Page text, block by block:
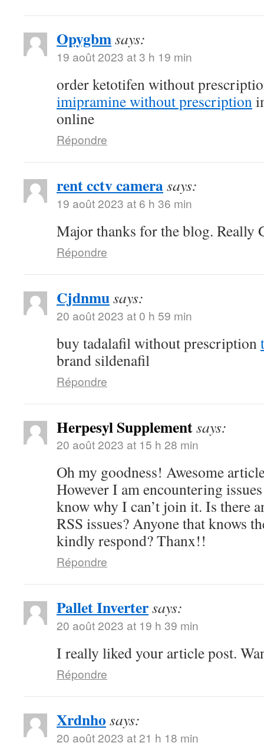
Opygbmsays:
19 août 2023 at 3 h 19 min
order ketotifen without
imipramine without prescription
online
Répondre
rent cctv camerasays:
19 août 2023 at 6 h 36 min
Major thanks for the blog. Really
Répondre
Cjdnmusays:
20 août 2023 at 0 h 59 min
buy tadalafil without prescription
brand sildenafil
Répondre
Herpesyl Supplementsays:
20 août 2023 at 15 h 28 min
Oh my goodness! Awesome
However I am encountering
know why I can’t join it. Is there
RSS issues? Anyone that knows
kindly respond? Thanx!!
Répondre
Pallet Invertersays:
20 août 2023 at 19 h 39 min
I really liked your article post.
Répondre
Xrdnho says:
20 août 2023 at 21 h 18 min